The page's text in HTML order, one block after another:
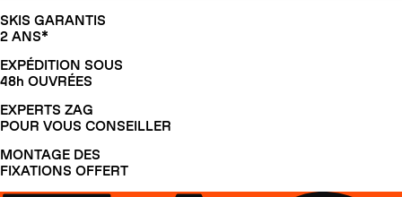
SKIS GARANTIS
2 ANS*
EXPÉDITION SOUS
48h OUVRÉES
EXPERTS ZAG
POUR VOUS CONSEILLER
MONTAGE DES
FIXATIONS OFFERT